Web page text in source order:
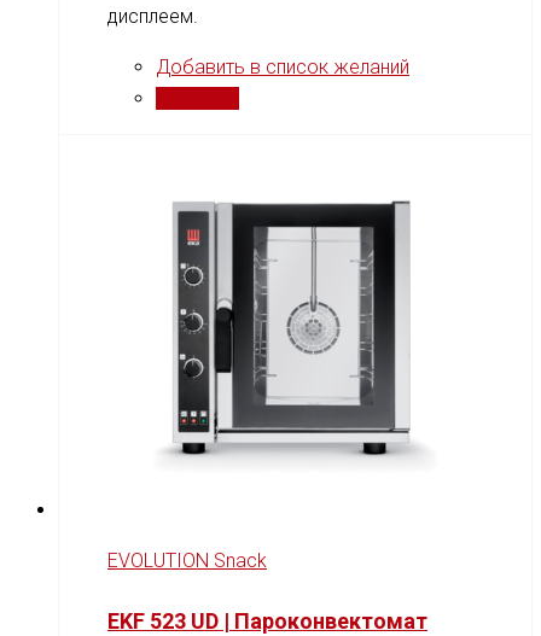
дисплеем.
Добавить в список желаний
EVOLUTION Snack
EKF 523 UD | Пароконвектомат